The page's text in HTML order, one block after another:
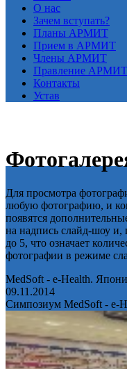
О нас
Зачем вступать?
Планы АРМИТ
Прием в АРМИТ
Члены АРМИТ
Правление АРМИТ
Контакты
Устав
Для просмотра
любую фотографию, и
появятся
на надпись слайд-шоу
до 5, что означает
фотографии в режиме
MedSoft - e-Health.
09.11.2014
Симпозиум MedSoft - e-